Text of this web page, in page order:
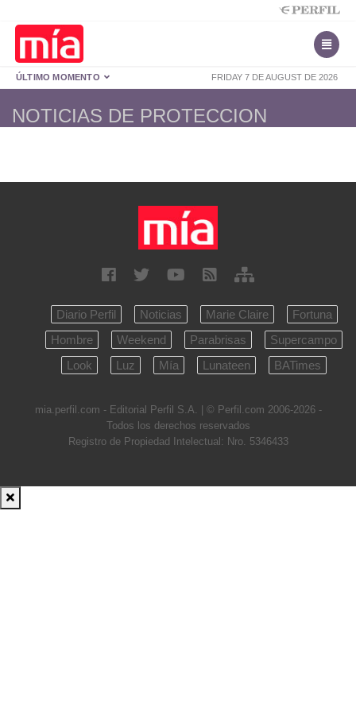
FRIDAY 7 DE AUGUST DE 2026
ÚLTIMO MOMENTO
NOTICIAS DE PROTECCION
Diario Perfil Noticias Marie Claire
Fortuna
Hombre
Weekend Parabrisas
Supercampo
Look
Luz Mía Lunateen BATimes
mia.perfil.com - Editorial Perfil S.A. | © Perfil.com 2006-2026 -
Todos los derechos reservados
Registro de Propiedad Intelectual: Nro. 5346433